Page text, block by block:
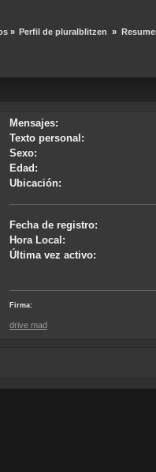
» Perfil de pluralblitzen »
Mensajes:
Texto personal:
Sexo:
Edad:
Ubicación:
Fecha de registro:
Hora Local:
Última vez activo:
Firma:
drive mad